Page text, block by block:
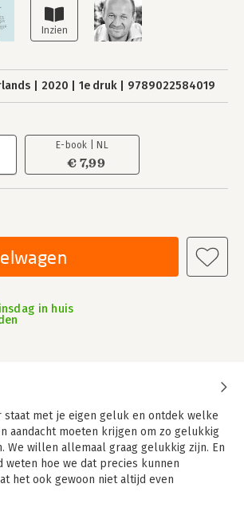
2020 1e druk 9789022584019
E-book | NL
€ 7,99
in huis
staat met je eigen geluk en ontdek welke
aandacht moeten krijgen om zo gelukkig
We willen allemaal graag gelukkig zijn. En
weten hoe we dat precies kunnen
het ook gewoon niet altijd even